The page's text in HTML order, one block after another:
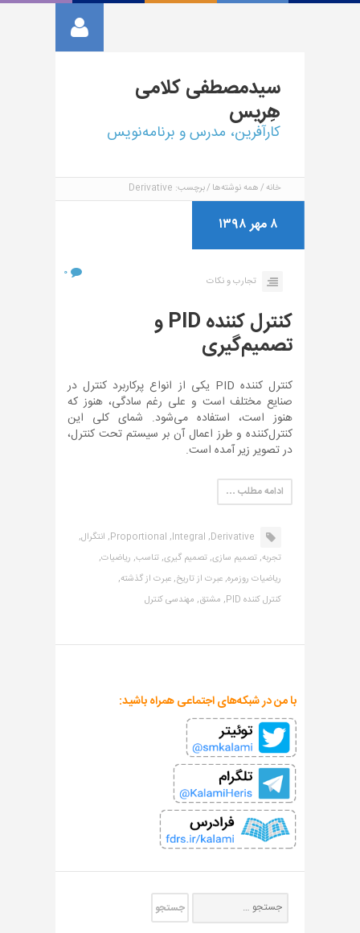
سیدمصطفیکلامی
هِریس
کارآفرین، مدرس و برنامه‌نویس
خانه همه نوشته‌ها برچسب: Derivative
۸ مهر ۱۳۹۸
تجارب و نکات
۰
کنترل کننده PID و
تصمیم‌گیری
کنترل کننده PID یکی از انواع پرکاربرد کنترل در
صنایع مختلف است و علی رغم سادگی، هنوز که
هنوز است، استفاده می‌شود. شمای کلی این
کنترل‌کننده و طرز اعمال آن بر سیستم تحت کنترل،
در تصویر زیر آمده است.
ادامه مطلب …
Derivative,
Integral,
Proportional, انتگرال,
تجربه,تصمیم سازی,تصمیم گیری,تناسب, ریاضیات,
ریاضیات روزمره,عبرت از تاریخ,عبرت از گذشته,
کنترل کننده PID,
مشتق, مهندسی کنترل
با من در شبکه‌های اجتماعی همراه باشید: